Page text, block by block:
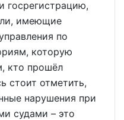
госрегистрацию,
имеющие
по
которую
кто прошёл
стоит отметить,
нарушения при
судами – это